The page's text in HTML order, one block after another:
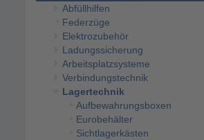
Abfüllhilfen
Federzüge
Elektrozubehör
Ladungssicherung
Arbeitsplatzsysteme
Verbindungstechnik
Lagertechnik
Aufbewahrungsboxen
Eurobehälter
Sichtlagerkästen